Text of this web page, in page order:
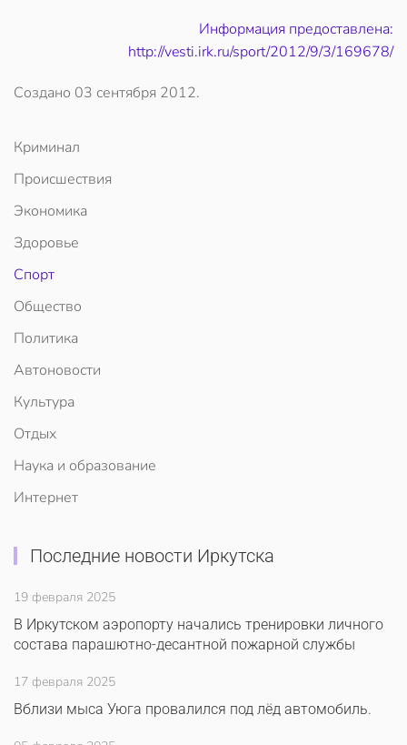
Информация предоставлена:
http://vesti.irk.ru/sport/2012/9/3/169678/
Создано 03 сентября 2012.
Криминал
Происшествия
Экономика
Здоровье
Спорт
Общество
Политика
Автоновости
Культура
Отдых
Наука и образование
Интернет
Последние новости Иркутска
19 февраля 2025
В Иркутском аэропорту начались тренировки личного
состава парашютно-десантной пожарной службы
17 февраля 2025
Вблизи мыса Уюга провалился под лёд автомобиль.